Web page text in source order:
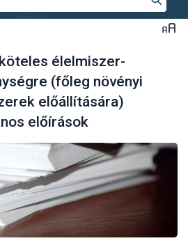
élelmiszer-
(főleg növényi
előállítására)
előírások